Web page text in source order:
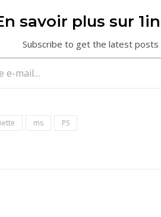
savoir plus sur
Subscribe to get the latest posts
ms PS